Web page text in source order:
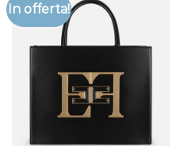
In offerta!